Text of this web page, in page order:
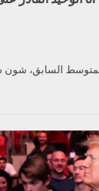
السابق، شون